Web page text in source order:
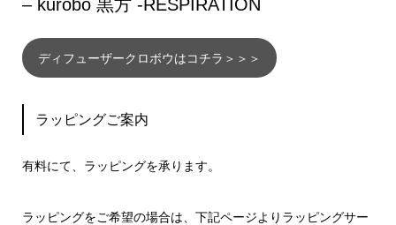
– kurobo 黒方 -RESPIRATION
ディフューザークロボウはコチラ＞＞＞
ラッピングご案内
有料にて、ラッピングを承ります。
ラッピングをご希望の場合は、下記ページよりラッピングサー